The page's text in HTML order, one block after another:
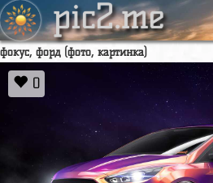
pic2.me
фокус, форд (фото, картинка)
0